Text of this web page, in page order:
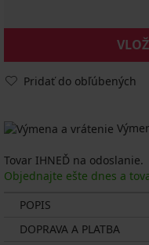
Pridať do obľúbených
Tovar IHNEĎ na odoslanie.
Objednajte ešte dnes a
POPIS
DOPRAVA A PLATBA